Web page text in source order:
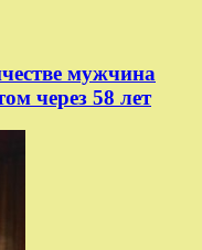
мужчина
через 58 лет